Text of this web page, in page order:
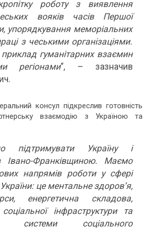
роботу з виявлення
вояків часів Першої
упорядкування меморіальних
з чеськими організаціями.
гуманітарних взаємин
регіонами“, – зазначив
консул підкреслив готовність
взаємодію з Україною та
підтримувати Україну і
Івано-Франківщиною. Маємо
напрямів роботи у сфері
це ментальне здоров’я,
енергетична складова,
інфраструктури та
системи соціального